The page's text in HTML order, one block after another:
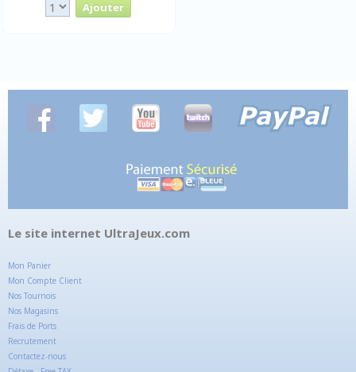
Le site internet UltraJeux.com
Mon Panier
Mon Compte Client
Nos Tournois
Nos Magasins
Frais de Ports
Recrutement
Contactez-nous